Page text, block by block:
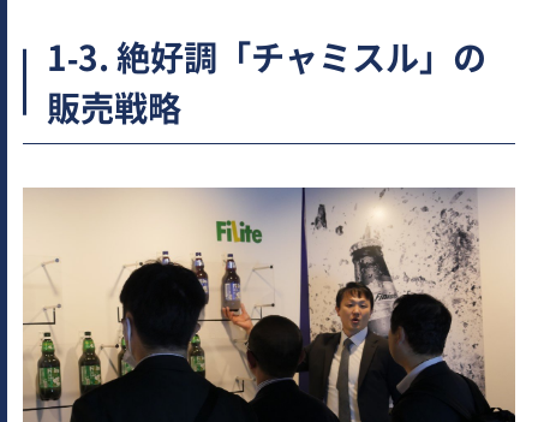
1-3. 絶好調「チャミスル」の
販売戦略